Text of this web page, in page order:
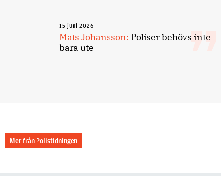
15 juni 2026
Mats Johansson: Poliser behövs inte
bara ute
Mer från Polistidningen